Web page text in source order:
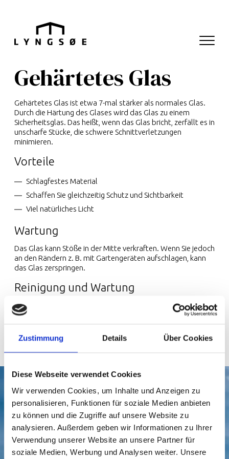
Zustimmung Details Über Cookies
Diese Webseite verwendet Cookies
Wir verwenden Cookies, um Inhalte und Anzeigen zu
personalisieren, Funktionen für soziale Medien anbieten
zu können und die Zugriffe auf unsere Website zu
analysieren. Außerdem geben wir Informationen zu Ihrer
Verwendung unserer Website an unsere Partner für
soziale Medien, Werbung und Analysen weiter. Unsere
Gehärtetes Glas
Gehärtetes Glas ist etwa 7-mal stärker als normales Glas.
Durch die Härtung des Glases wird das Glas zu einem
Sicherheitsglas. Das heißt, wenn das Glas bricht, zerfällt es in
unscharfe Stücke, die schwere Schnittverletzungen
minimieren.
Vorteile
Schlagfestes Material
Schaffen Sie gleichzeitig Schutz und Sichtbarkeit
Viel natürliches Licht
Wartung
Das Glas kann Stöße in der Mitte verkraften. Wenn Sie jedoch
an den Rändern z. B. mit Gartengeräten aufschlagen, kann
das Glas zerspringen.
Reinigung und Wartung
Reinigen Sie das Glas bei Bedarf mit einem für Fenster
geeigneten Reinigungsmittel. Denken Sie daran, mit einem
Fasertuch oder ähnlichem zu trocknen.
Lassen Sie uns über Ihr Projekt unterhalten,